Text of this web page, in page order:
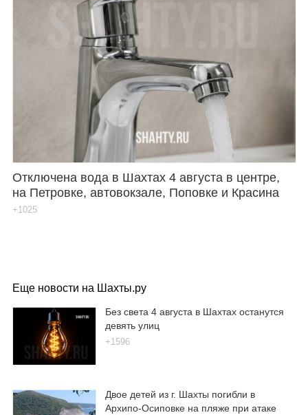
Отключена вода в Шахтах 4 августа в центре,
на Петровке, автовокзале, Поповке и Красина
+1025
Еще новости на Шахты.ру
Без света 4 августа в Шахтах останутся
девять улиц
+1596
Двое детей из г. Шахты погибли в
Архипо-Осиповке на пляже при атаке